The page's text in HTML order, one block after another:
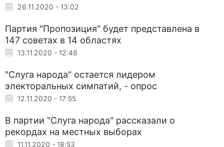
26.11.2020 - 13:02
Партия "Пропозиция" будет представлена в
147 советах в 14 областях
13.11.2020 - 12:48
"Слуга народа" остается лидером
электоральных симпатий, - опрос
12.11.2020 - 17:55
В партии "Слуга народа" рассказали о
рекордах на местных выборах
11.11.2020 - 18:53